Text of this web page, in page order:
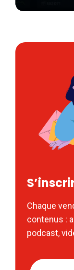
Chaque
contenus :
podcast,
Nom